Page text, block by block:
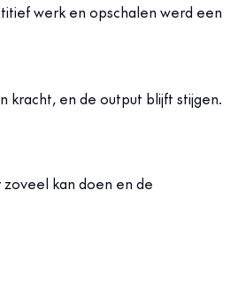
werk en opschalen werd een
kracht, en de output blijft stijgen.
kan doen en de